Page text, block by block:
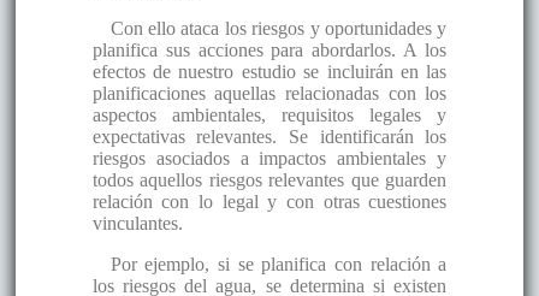
Con ello ataca los riesgos y oportunidades y
planifica sus acciones para abordarlos. A los
efectos de nuestro estudio se incluirán en las
planificaciones aquellas relacionadas con los
aspectos ambientales, requisitos legales y
expectativas relevantes. Se identificarán los
riesgos asociados a impactos ambientales y
todos aquellos riesgos relevantes que guarden
relación con lo legal y con otras cuestiones
vinculantes.
Por ejemplo, si se planifica con relación a
los riesgos del agua, se determina si existen